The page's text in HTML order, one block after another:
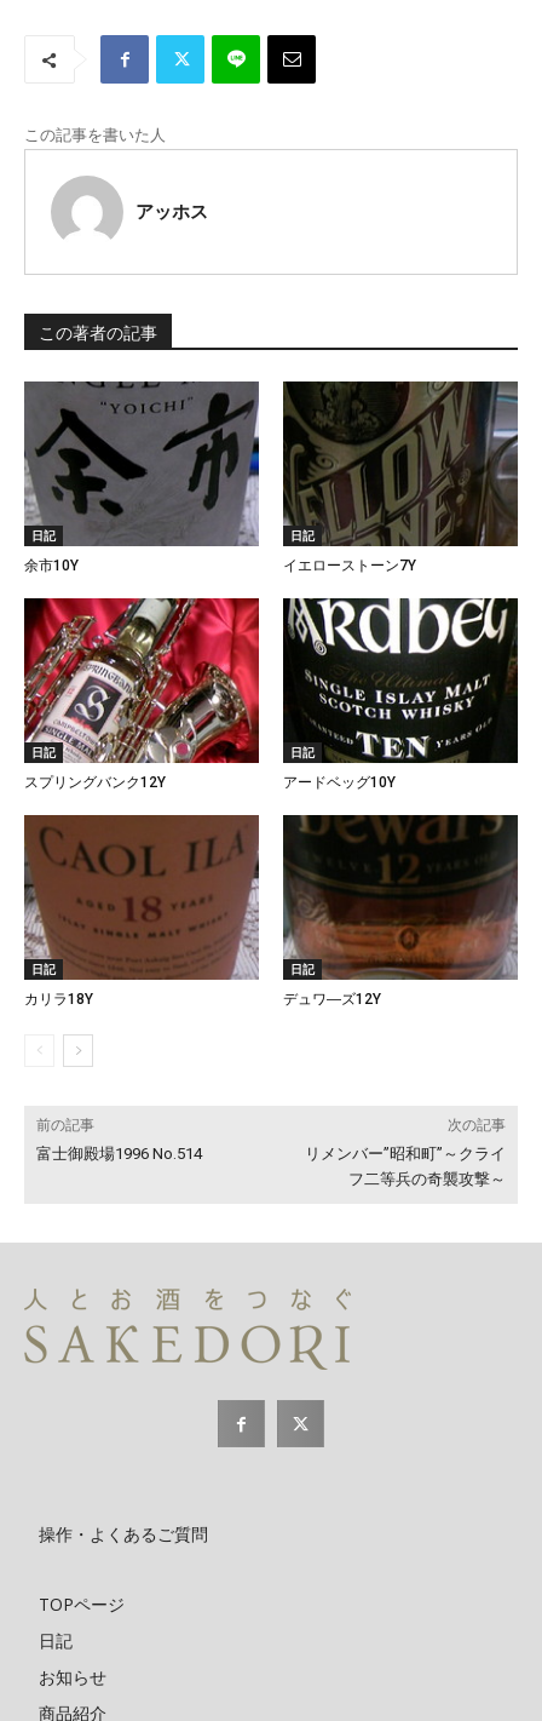
この記事を書いた人
アッホス
この著者の記事
日記
余市10Y
日記
イエローストーン7Y
日記
スプリングバンク12Y
日記
アードベッグ10Y
日記
カリラ18Y
日記
デュワ―ズ12Y
前の記事
富士御殿場1996 No.514
次の記事
リメンバー”昭和町”～クライ
フ二等兵の奇襲攻撃～
操作・よくあるご質問
TOPページ
日記
お知らせ
商品紹介